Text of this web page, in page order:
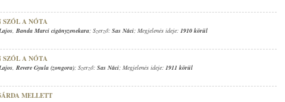
SZÓL A NÓTA
, Banda Marci cigányzenekara; Szerző: Sas Náci; Megjelenés ideje: 1910 körül
SZÓL A NÓTA
, Revere Gyula (zongora); Szerző: Sas Náci; Megjelenés ideje: 1911 körül
MELLETT